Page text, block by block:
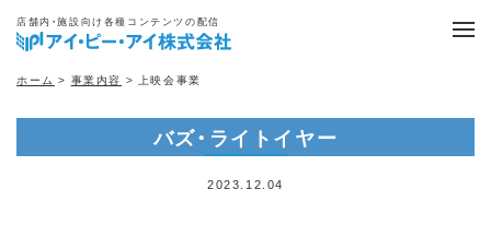
店舗内・施設向け各種コンテンツの配信
ホーム > 事業内容 > 上映会事業
バズ・ライトイヤー
2023.12.04